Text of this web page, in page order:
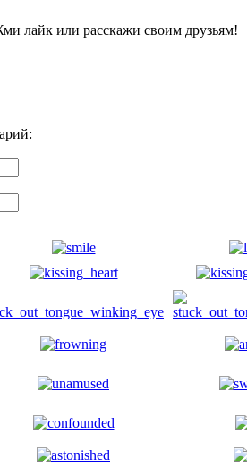
лайк или расскажи своим друзьям!